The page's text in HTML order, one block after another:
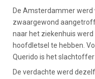
De Amsterdammer werd
zwaargewond
naar het ziekenhuis
hoofdletsel te hebben.
Querido is het
De verdachte werd